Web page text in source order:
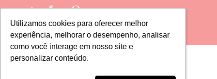
Utilizamos cookies para oferecer melhor
experiência, melhorar o desempenho, analisar
como você interage em nosso site e
personalizar conteúdo.
Utilizamos cookies para oferecer melhor
experiência, melhorar o desempenho, analisar
como você interage em nosso site e
personalizar conteúdo.
Tag:moda